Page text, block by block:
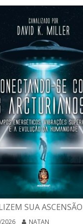
SUA ASCENSÃO
NATAN